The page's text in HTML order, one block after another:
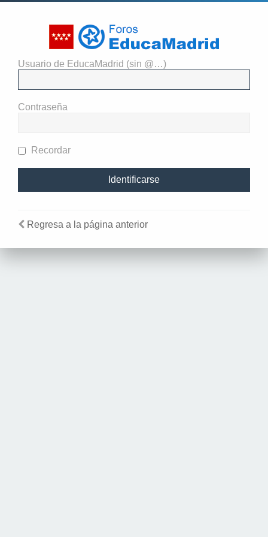
Usuario de EducaMadrid (sin @…)
Contraseña
Recordar
Regresa a la página anterior